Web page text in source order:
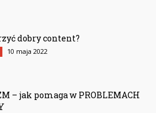
dobry content?
10 maja 2022
– jak pomaga w PROBLEMACH